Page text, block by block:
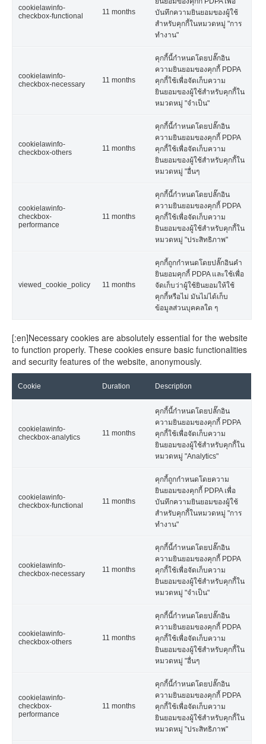
cookielawinfo-
checkbox-functional
11 months
บันทึกความยินยอมของผู้ใช้
สำหรับคุกกี้ในหมวดหมู่ "การ
ทำงาน"
cookielawinfo-
checkbox-necessary
11 months
คุกกี้นี้กำหนดโดยปลั๊กอิน
ความยินยอมของคุกกี้ PDPA
คุกกี้ใช้เพื่อจัดเก็บความ
ยินยอมของผู้ใช้สำหรับคุกกี้ใน
หมวดหมู่ "จำเป็น"
cookielawinfo-
checkbox-others
11 months
คุกกี้นี้กำหนดโดยปลั๊กอิน
ความยินยอมของคุกกี้ PDPA
คุกกี้ใช้เพื่อจัดเก็บความ
ยินยอมของผู้ใช้สำหรับคุกกี้ใน
หมวดหมู่ "อื่นๆ
cookielawinfo-
checkbox-
performance
11 months
คุกกี้นี้กำหนดโดยปลั๊กอิน
ความยินยอมของคุกกี้ PDPA
คุกกี้ใช้เพื่อจัดเก็บความ
ยินยอมของผู้ใช้สำหรับคุกกี้ใน
หมวดหมู่ "ประสิทธิภาพ"
viewed_cookie_policy 11 months
คุกกี้ถูกกำหนดโดยปลั๊กอินคำ
ยินยอมคุกกี้ PDPA และใช้เพื่อ
จัดเก็บว่าผู้ใช้ยินยอมให้ใช้
คุกกี้หรือไม่ มันไม่ได้เก็บ
ข้อมูลส่วนบุคคลใด ๆ
[:en]Necessary cookies are absolutely essential for the website
to function properly. These cookies ensure basic functionalities
and security features of the website, anonymously.
Cookie Duration Description
cookielawinfo-
checkbox-analytics
11 months
คุกกี้นี้กำหนดโดยปลั๊กอิน
ความยินยอมของคุกกี้ PDPA
คุกกี้ใช้เพื่อจัดเก็บความ
ยินยอมของผู้ใช้สำหรับคุกกี้ใน
หมวดหมู่ "Analytics"
cookielawinfo-
checkbox-functional
11 months
คุกกี้ถูกกำหนดโดยความ
ยินยอมของคุกกี้ PDPA เพื่อ
บันทึกความยินยอมของผู้ใช้
สำหรับคุกกี้ในหมวดหมู่ "การ
ทำงาน"
cookielawinfo-
checkbox-necessary
11 months
คุกกี้นี้กำหนดโดยปลั๊กอิน
ความยินยอมของคุกกี้ PDPA
คุกกี้ใช้เพื่อจัดเก็บความ
ยินยอมของผู้ใช้สำหรับคุกกี้ใน
หมวดหมู่ "จำเป็น"
cookielawinfo-
checkbox-others
11 months
คุกกี้นี้กำหนดโดยปลั๊กอิน
ความยินยอมของคุกกี้ PDPA
คุกกี้ใช้เพื่อจัดเก็บความ
ยินยอมของผู้ใช้สำหรับคุกกี้ใน
หมวดหมู่ "อื่นๆ
cookielawinfo-
checkbox-
performance
11 months
คุกกี้นี้กำหนดโดยปลั๊กอิน
ความยินยอมของคุกกี้ PDPA
คุกกี้ใช้เพื่อจัดเก็บความ
ยินยอมของผู้ใช้สำหรับคุกกี้ใน
หมวดหมู่ "ประสิทธิภาพ"